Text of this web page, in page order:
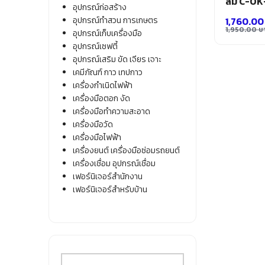
อุปกรณ์ก่อสร้าง
อุปกรณ์ทำสวน การเกษตร
อุปกรณ์เก็บเครื่องมือ
อุปกรณ์เซฟตี้
อุปกรณ์เสริม ขัด เจียร เจาะ
เคมีภัณฑ์ กาว เทปกาว
เครื่องกำเนิดไฟฟ้า
เครื่องมือตอก งัด
เครื่องมือทำความสะอาด
เครื่องมือวัด
เครื่องมือไฟฟ้า
เครื่องยนต์ เครื่องมือซ่อมรถยนต์
เครื่องเชื่อม อุปกรณ์เชื่อม
เฟอร์นิเจอร์สำนักงาน
เฟอร์นิเจอร์สำหรับบ้าน
1,950.00บ
1,760.00